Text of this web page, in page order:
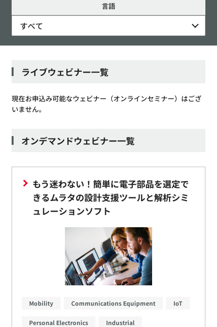
言語
すべて
ライブウェビナー一覧
現在お申込み可能なウェビナー（オンラインセミナー）はござ
いません。
オンデマンドウェビナー一覧
もう迷わない！簡単に電子部品を選定で
きるムラタの設計支援ツールと解析シミ
ュレーションソフト
Mobility Communications Equipment IoT
Personal Electronics Industrial